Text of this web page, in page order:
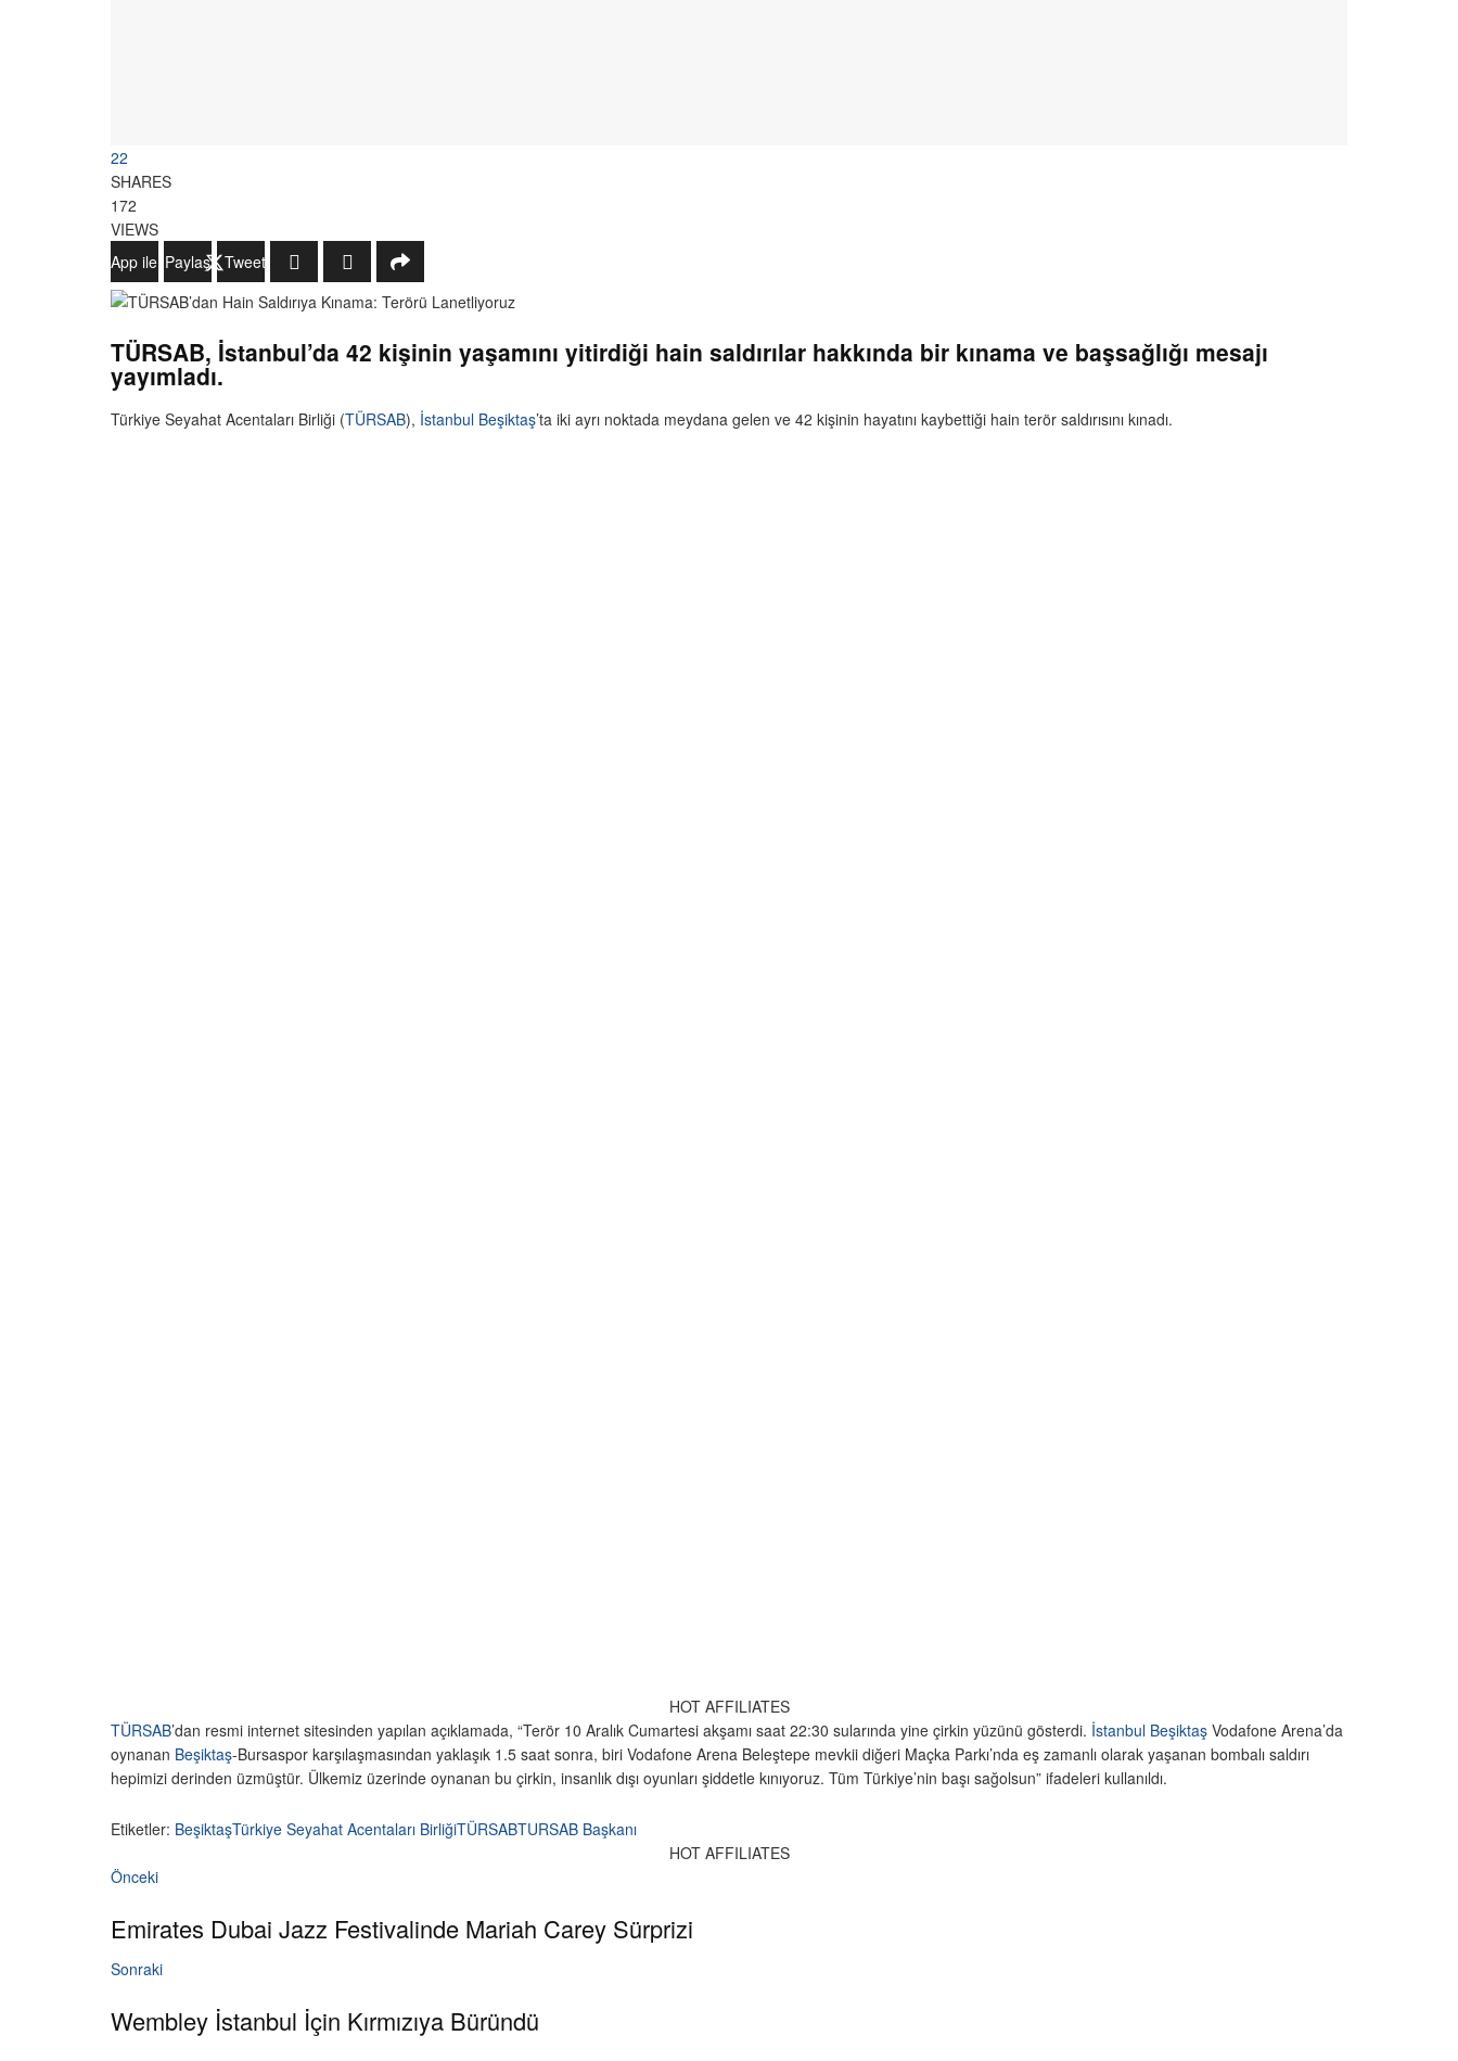
22
SHARES
172
VIEWS
WhatsApp ile Gönder
Paylaş Tweetle
TÜRSAB, İstanbul’da 42 kişinin yaşamını yitirdiği hain saldırılar hakkında bir kınama ve başsağlığı mesajı
yayımladı.
Türkiye Seyahat Acentaları Birliği (TÜRSAB), İstanbul Beşiktaş’ta iki ayrı noktada meydana gelen ve 42 kişinin hayatını kaybettiği hain terör saldırısını kınadı.
HOT AFFILIATES
TÜRSAB’dan resmi internet sitesinden yapılan açıklamada, “Terör 10 Aralık Cumartesi akşamı saat 22:30 sularında yine çirkin yüzünü gösterdi. İstanbul Beşiktaş Vodafone Arena’da
oynanan Beşiktaş-Bursaspor karşılaşmasından yaklaşık 1.5 saat sonra, biri Vodafone Arena Beleştepe mevkii diğeri Maçka Parkı’nda eş zamanlı olarak yaşanan bombalı saldırı
hepimizi derinden üzmüştür. Ülkemiz üzerinde oynanan bu çirkin, insanlık dışı oyunları şiddetle kınıyoruz. Tüm Türkiye’nin başı sağolsun” ifadeleri kullanıldı.
Etiketler: BeşiktaşTürkiye Seyahat Acentaları BirliğiTÜRSABTURSAB Başkanı
HOT AFFILIATES
Önceki
Emirates Dubai Jazz Festivalinde Mariah Carey Sürprizi
Sonraki
Wembley İstanbul İçin Kırmızıya Büründü